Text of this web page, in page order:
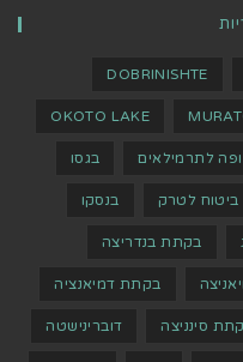
DOBRINISHTE
OKOTO LAKE
לתרמילאים בגסו
ביטוח לטרק בנסקו
בקתת בנדריצה
בקתת דמיאנציה
סינניצה דוברינישטה